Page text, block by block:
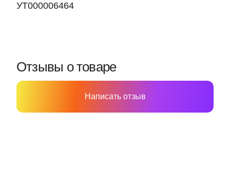
УТ000006464
Отзывы о товаре
Написать отзыв